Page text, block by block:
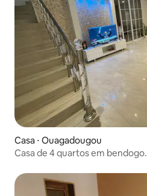
Casa ⋅ Ouagadougou
Casa de 4 quartos em bendogo.